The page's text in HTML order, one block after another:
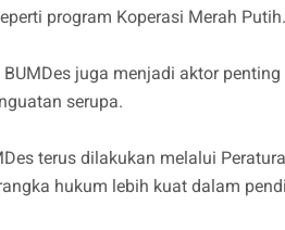
program Koperasi Merah Putih.
BUMDes juga menjadi aktor
serupa.
terus dilakukan melalui
hukum lebih kuat dalam